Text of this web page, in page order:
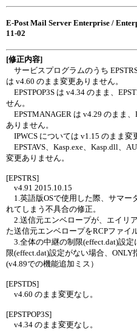
E-Post Mail Server Enterprise /
11-02
[修正内容]
サービスプログラムのうち
は v4.60 のまま変更ありません。
EPSTPOP3S は v4.34 のまま、
せん。
EPSTMANAGER は v4.29 のまま
ありません。
IPWCS については v1.15 のまま変
EPSTAVS、Kasp.exe、Kasp.dll、
変更ありません。
[EPSTRS]
v4.91 2015.10.15
1.英語版OSで使用した際、サマー
れてしまう不具合の修正。
2.送信元エンベロープが、エイリ
た送信元エンベロープをRCPファイ
3.全体の中継の制限(effect.dat)設定
限(effect.dat)設定がない場合、ONLY
(v4.89での機能追加ミス）
[EPSTDS]
v4.60 のまま変更なし。
[EPSTPOP3S]
v4.34 のまま変更なし。